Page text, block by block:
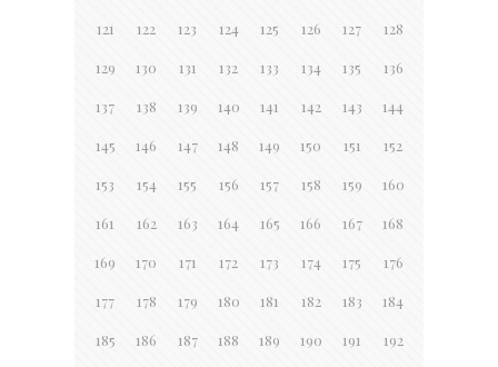
121 122 123 124 125 126 127 128
129 130 131 132 133 134 135 136
137 138 139 140 141 142 143 144
145 146 147 148 149 150 151 152
153 154 155 156 157 158 159 160
161 162 163 164 165 166 167 168
169 170 171 172 173 174 175 176
177 178 179 180 181 182 183 184
185 186 187 188 189 190 191 192